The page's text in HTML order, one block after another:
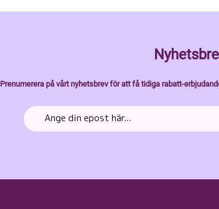
Prenumerera på vårt nyhetsbrev för att få tidiga rabatt-